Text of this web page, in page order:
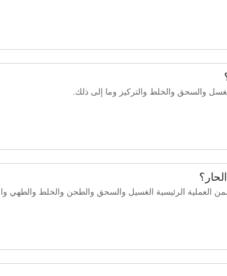
والسحق والخلط والتركيز وما إلى ذلك.
العملية الرئيسية الغسيل والسحق والطحن والخلط والطهي